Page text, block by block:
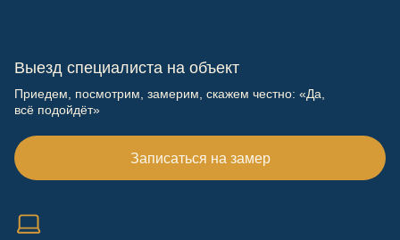
Выезд специалиста на объект
Приедем, посмотрим, замерим, скажем честно: «Да,
всё подойдёт»
Записаться на замер